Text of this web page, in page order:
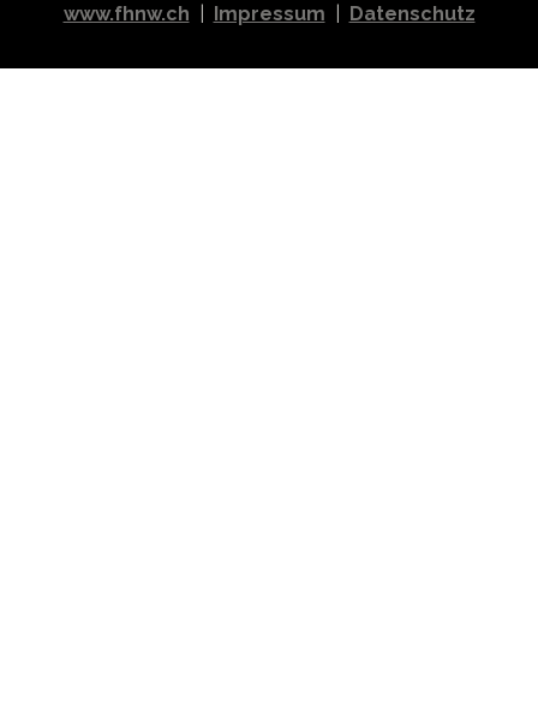
www.fhnw.ch Impressum Datenschutz